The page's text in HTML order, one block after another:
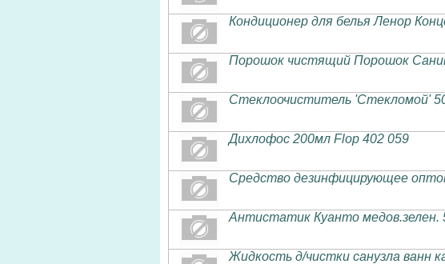
Кондиционер для белья Ленор
Порошок чистящий Порошок
Стеклоочиститель 'Стекломой'
Дихлофос 200мл Flop 402 059
Средство дезинфицирующее
Антистатик Куанто медов.зелен.
Жидкость д/чистки санузла ванн